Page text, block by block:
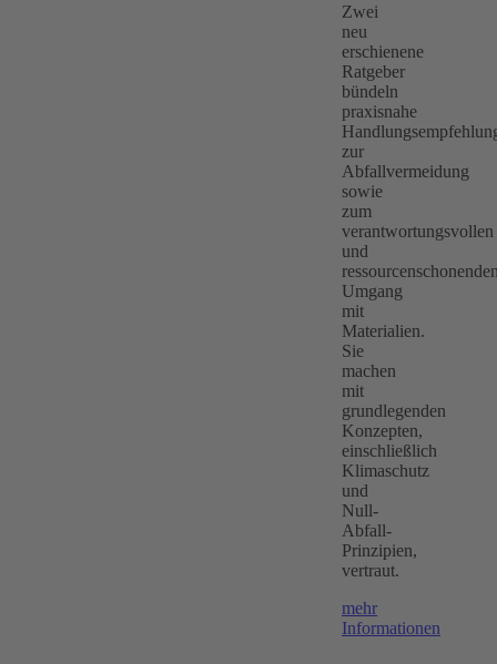
Zwei
neu
erschienene
Ratgeber
bündeln
praxisnahe
zur
Abfallvermeidung
sowie
zum
verantwortungsvollen
und
Umgang
mit
Materialien.
Sie
machen
mit
grundlegenden
Konzepten,
einschließlich
Klimaschutz
und
Null-
Abfall-
Prinzipien,
vertraut.
mehr
Informationen